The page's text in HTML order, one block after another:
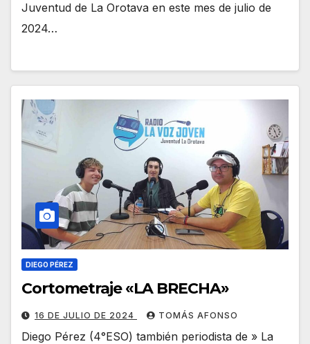
Juventud de La Orotava en este mes de julio de
2024…
DIEGO PÉREZ
Cortometraje «LA BRECHA»
16 DE JULIO DE 2024 TOMÁS AFONSO
Diego Pérez (4°ESO) también periodista de » La